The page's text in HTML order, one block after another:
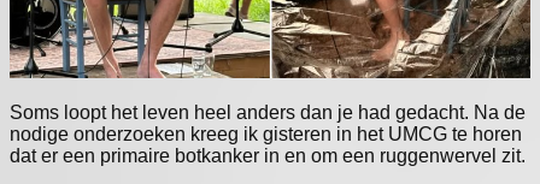
Soms loopt het leven heel anders dan je had gedacht. Na de
nodige onderzoeken kreeg ik gisteren in het UMCG te horen
dat er een primaire botkanker in en om een ruggenwervel zit.